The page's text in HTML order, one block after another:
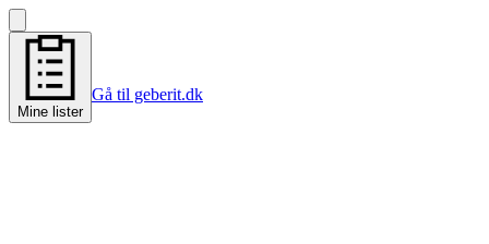
Mine lister
Gå til geberit.dk